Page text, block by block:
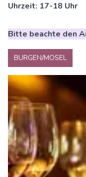
Uhrzeit: 17-18 Uhr
Bitte beachte den
BURGEN/MOSEL